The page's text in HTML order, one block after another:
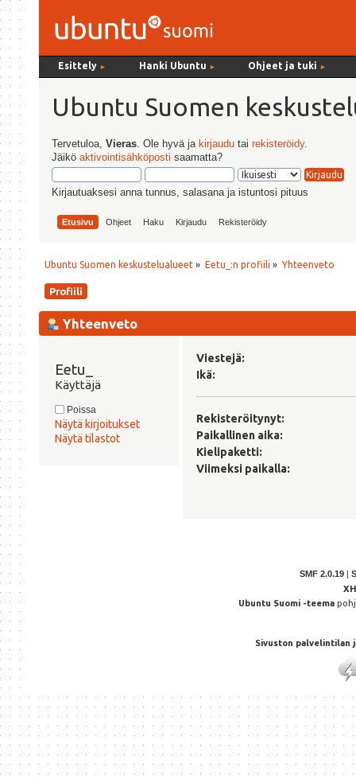
Esittely ► Hanki Ubuntu ► Ohjeet ja tuki ►
Ubuntu Suomen
Tervetuloa,Vieras . Ole hyvä ja kirjaudu tairekisteröidy.
Jäiköaktivointisähköposti saamatta?
Kirjautuaksesi anna tunnus, salasana ja istuntosi pituus
Etusivu Ohjeet Haku Kirjaudu Rekisteröidy
Ubuntu Suomen keskustelualueet » Eetu_:n profiili » Yhteenveto
Profiili
Yhteenveto
Eetu_
Käyttäjä
Poissa
Näytä kirjoitukset
Näytä tilastot
Viestejä:
Ikä:
Rekisteröitynyt:
Paikallinen aika:
Kielipaketti:
Viimeksi paikalla:
SMF 2.0.19 |
Ubuntu Suomi -teema
Sivuston palvelintilan